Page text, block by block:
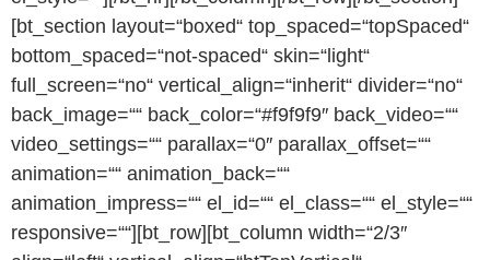
[bt_section layout=“boxed“ top_spaced=“topSpaced“
bottom_spaced=“not-spaced“ skin=“light“
full_screen=“no“ vertical_align=“inherit“ divider=“no“
back_image=““ back_color=“#f9f9f9″ back_video=““
video_settings=““ parallax=“0″ parallax_offset=““
animation=““ animation_back=““
animation_impress=““ el_id=““ el_class=““ el_style=““
responsive=““][bt_row][bt_column width=“2/3″